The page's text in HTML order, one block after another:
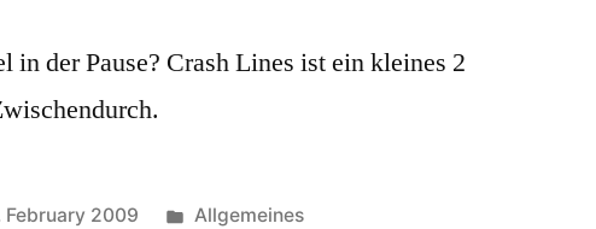
in der Pause? Crash Lines ist ein kleines 2
February 2009
Posted
Allgemeines